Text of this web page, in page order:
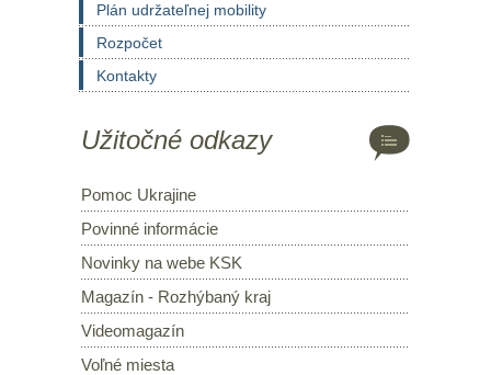
Plán udržateľnej mobility
Rozpočet
Kontakty
Užitočné odkazy
Pomoc Ukrajine
Povinné informácie
Novinky na webe KSK
Magazín - Rozhýbaný kraj
Videomagazín
Voľné miesta